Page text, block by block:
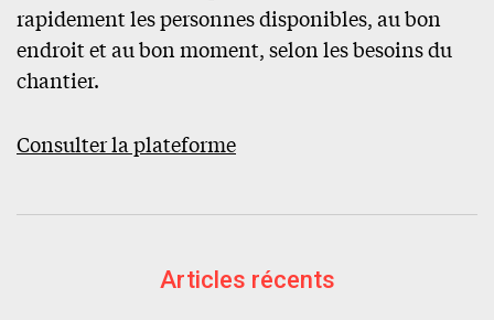
rapidement les personnes disponibles, au bon
endroit et au bon moment, selon les besoins du
chantier.
Consulter la plateforme
Articles récents